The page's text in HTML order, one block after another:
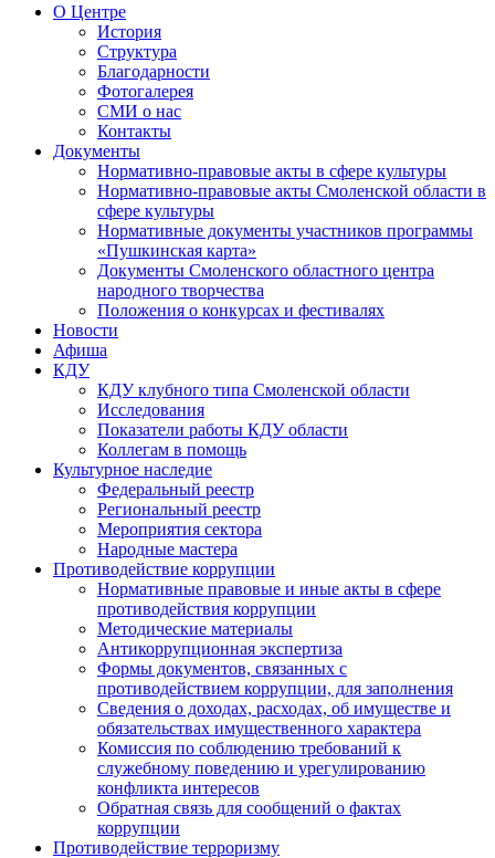
О Центре
История
Структура
Благодарности
Фотогалерея
СМИ о нас
Контакты
Документы
Нормативно-правовые акты в сфере культуры
Нормативно-правовые акты Смоленской области в
сфере культуры
Нормативные документы участников программы
«Пушкинская карта»
Документы Смоленского областного центра
народного творчества
Положения о конкурсах и фестивалях
Новости
Афиша
КДУ
КДУ клубного типа Смоленской области
Исследования
Показатели работы КДУ области
Коллегам в помощь
Культурное наследие
Федеральный реестр
Региональный реестр
Мероприятия сектора
Народные мастера
Противодействие коррупции
Нормативные правовые и иные акты в сфере
противодействия коррупции
Методические материалы
Антикоррупционная экспертиза
Формы документов, связанных с
противодействием коррупции, для заполнения
Сведения о доходах, расходах, об имуществе и
обязательствах имущественного характера
Комиссия по соблюдению требований к
служебному поведению и урегулированию
конфликта интересов
Обратная связь для сообщений о фактах
коррупции
Противодействие терроризму